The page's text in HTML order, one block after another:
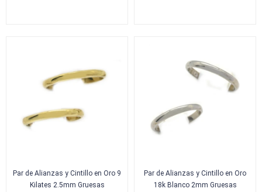
Par de Alianzas y Cintillo en Oro 9
Kilates 2.5mm Gruesas
Par de Alianzas y Cintillo en Oro
18k Blanco 2mm Gruesas